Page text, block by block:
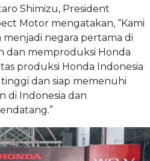
Shimizu, President
Motor mengatakan, “Kami
negara pertama di
dan memproduksi Honda
produksi Honda Indonesia
dan siap memenuhi
di Indonesia dan